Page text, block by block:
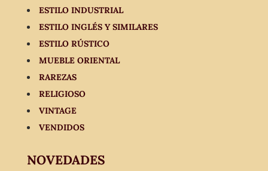
ESTILO INDUSTRIAL
ESTILO INGLÉS Y SIMILARES
ESTILO RÚSTICO
MUEBLE ORIENTAL
RAREZAS
RELIGIOSO
VINTAGE
VENDIDOS
NOVEDADES